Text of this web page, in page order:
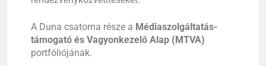
A Duna csatorna része a Médiaszolgáltatás-
támogató és Vagyonkezelő Alap (MTVA)
portfóliójának.